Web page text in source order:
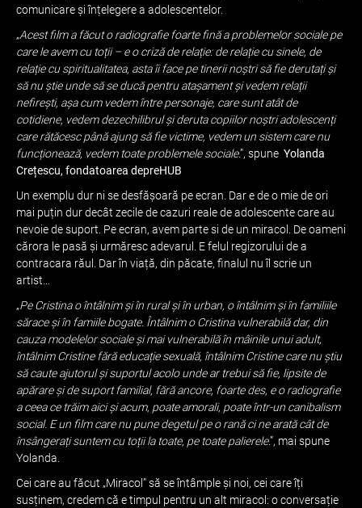
comunicare și înțelegere a adolescentelor.
„Acest film a făcut o radiografie foarte fină a problemelor sociale pe
care le avem cu toții – e o criză de relație: de relație cu sinele, de
relație cu spiritualitatea, asta îi face pe tinerii noștri să fie derutați și
să nu știe unde să se ducă pentru atașament și vedem relații
nefirești, așa cum vedem între personaje, care sunt atât de
cotidiene, vedem dezechilibrul și deruta copiilor noștri adolescenți
care rătăcesc până ajung să fie victime, vedem un sistem care nu
funcționează, vedem toate problemele sociale.”, spune Yolanda
Crețescu, fondatoarea depreHUB
Un exemplu dur ni se desfășoară pe ecran. Dar e de o mie de ori
mai puțin dur decât zecile de cazuri reale de adolescente care au
nevoie de suport. Pe ecran, avem parte si de un miracol. De oameni
cărora le pasă și urmăresc adevarul. E felul regizorului de a
contracara răul. Dar în viață, din păcate, finalul nu îl scrie un
artist…
„Pe Cristina o întâlnim și în rural și în urban, o întâlnim și în familiile
sărace și în famiile bogate. Întâlnim o Cristina vulnerabilă dar, din
cauza modelelor sociale și mai vulnerabilă în mâinile unui adult,
întâlnim Cristine fără educație sexuală, întâlnim Cristine care nu știu
să caute ajutorul și suportul acolo unde ar trebui să fie, lipsite de
apărare și de suport familial, fără ancore, foarte des, e o radiografie
a ceea ce trăim aici și acum, poate amorali, poate într-un canibalism
social. E un film care nu pune degetul pe o rană ci ne arată cât de
însângerați suntem cu toții la toate, pe toate palierele.”, mai spune
Yolanda.
Cei care au făcut „Miracol” să se întâmple și noi, cei care îți
susținem, credem că e timpul pentru un alt miracol: o conversație